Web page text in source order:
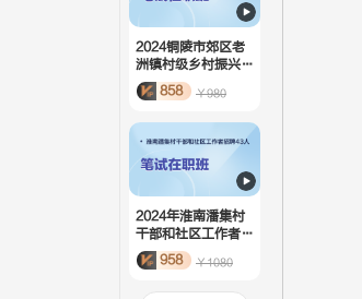
2024铜陵市郊区老
洲镇村级乡村振兴专
干、后备干部招考1
1人-笔试在职班
858 ￥980
2024年淮南潘集村
干部和社区工作者招
聘43人-笔试在职班
958 ￥1080